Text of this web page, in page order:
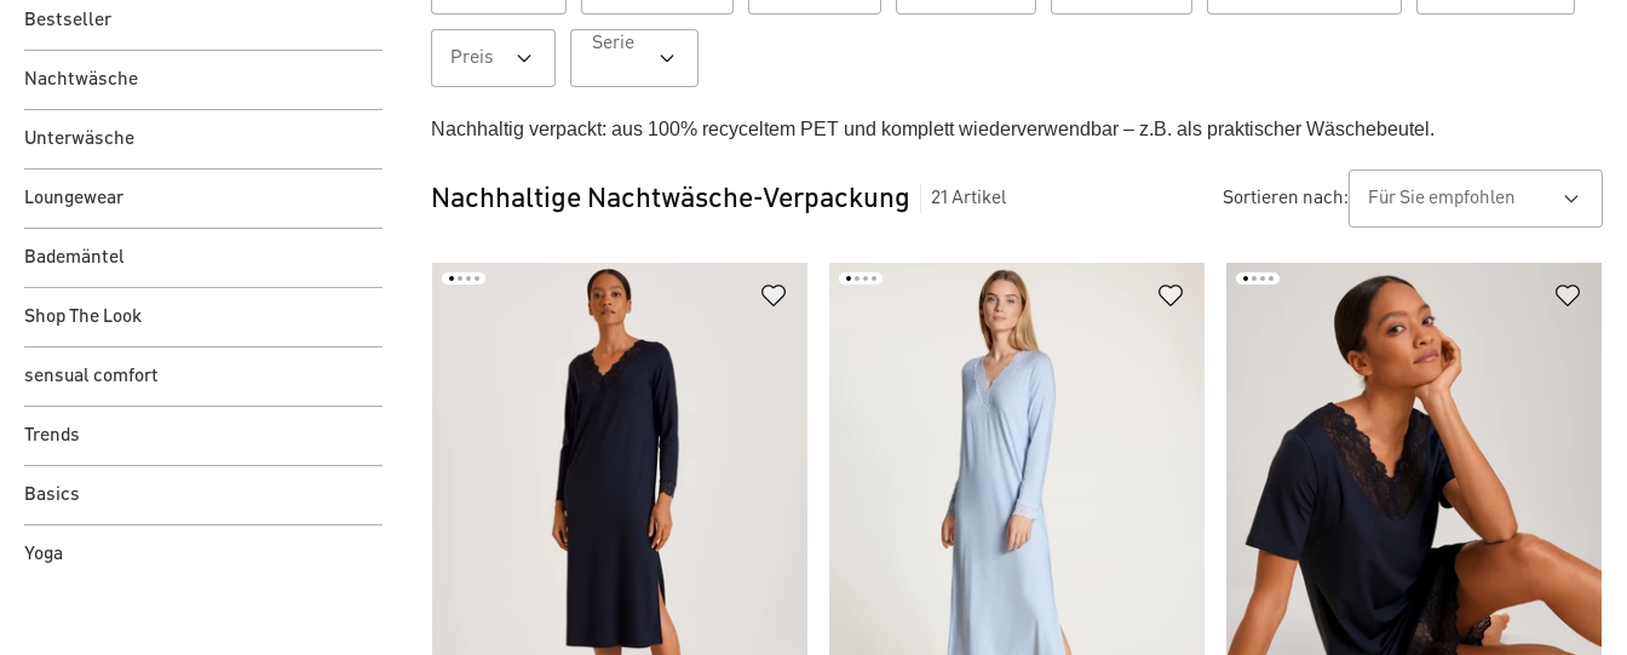
Bestseller
Nachtwäsche
Unterwäsche
Loungewear
Bademäntel
Shop The Look
sensual comfort
Trends
Basics
Yoga
Preis
Serie
Nachhaltig verpackt: aus 100% recyceltem PET und komplett wiederverwendbar – z.B. als praktischer Wäschebeutel.
Nachhaltige Nachtwäsche-Verpackung 21 Artikel Sortieren nach: